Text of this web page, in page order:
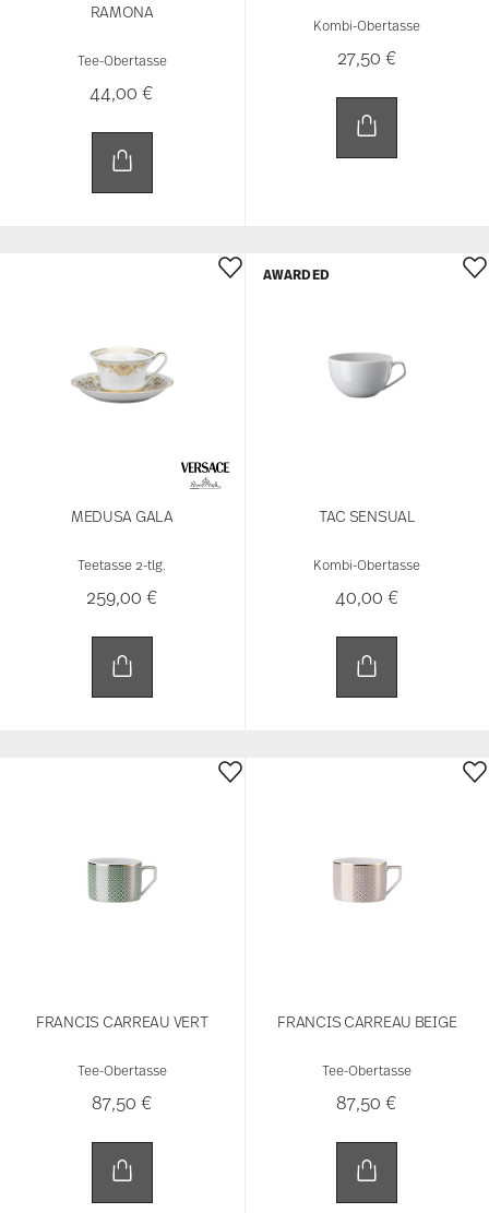
RAMONA
Tee-Obertasse
44,00 €
Kombi-Obertasse
27,50 €
MEDUSA GALA
Teetasse 2-tlg.
259,00 €
TAC SENSUAL
Kombi-Obertasse
40,00 €
AWARDED
FRANCIS CARREAU VERT
Tee-Obertasse
87,50 €
FRANCIS CARREAU BEIGE
Tee-Obertasse
87,50 €